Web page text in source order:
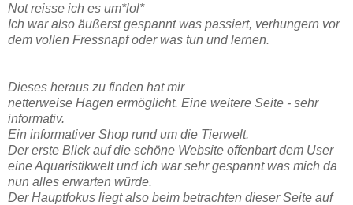
Not reisse ich es um*lol*
Ich war also äußerst gespannt was passiert, verhungern vor
dem vollen Fressnapf oder was tun und lernen.
Dieses heraus zu finden hat mir
netterweise Hagen ermöglicht. Eine weitere Seite - sehr
informativ.
Ein informativer Shop rund um die Tierwelt.
Der erste Blick auf die schöne Website offenbart dem User
eine Aquaristikwelt und ich war sehr gespannt was mich da
nun alles erwarten würde.
Der Hauptfokus liegt also beim betrachten dieser Seite auf